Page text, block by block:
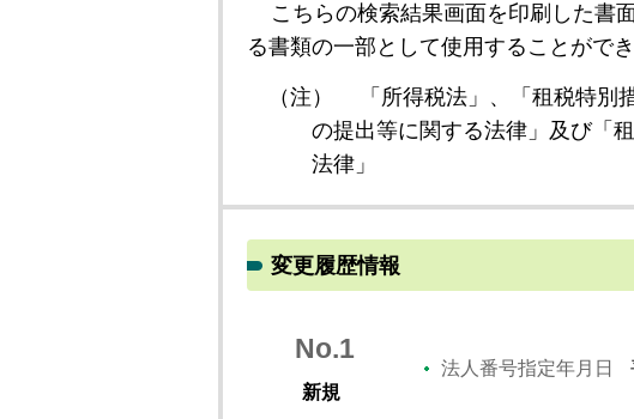
こちらの検索結果画面を印刷した書
る書類の一部として使用することができ
（注）
「所得税法」、「租税特
の提出等に関する法律」及び「
法律」
変更履歴情報
No.1
新規
法人番号指定年月日